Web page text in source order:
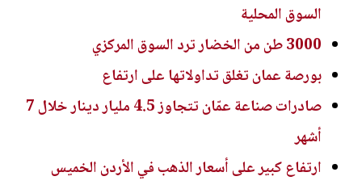
السوق المحلية
3000 طن من الخضار ترد السوق المركزي
بورصة عمان تغلق تداولاتها على ارتفاع
صادرات صناعة عمّان تتجاوز 4.5 مليار دينار خلال 7
أشهر
ارتفاع كبير على أسعار الذهب في الأردن الخميس